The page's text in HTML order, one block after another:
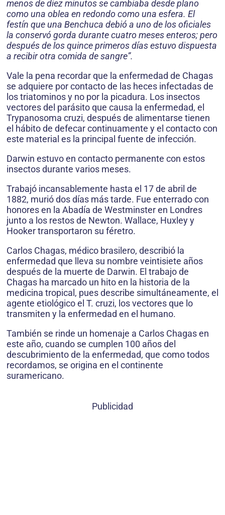
menos de diez minutos se cambiaba desde plano
como una oblea en redondo como una esfera. El
festín que una Benchuca debió a uno de los oficiales
la conservó gorda durante cuatro meses enteros; pero
después de los quince primeros días estuvo dispuesta
a recibir otra comida de sangre”.
Vale la pena recordar que la enfermedad de Chagas
se adquiere por contacto de las heces infectadas de
los triatominos y no por la picadura. Los insectos
vectores del parásito que causa la enfermedad, el
Trypanosoma cruzi, después de alimentarse tienen
el hábito de defecar continuamente y el contacto con
este material es la principal fuente de infección.
Darwin estuvo en contacto permanente con estos
insectos durante varios meses.
Trabajó incansablemente hasta el 17 de abril de
1882, murió dos días más tarde. Fue enterrado con
honores en la Abadía de Westminster en Londres
junto a los restos de Newton. Wallace, Huxley y
Hooker transportaron su féretro.
Carlos Chagas, médico brasilero, describió la
enfermedad que lleva su nombre veintisiete años
después de la muerte de Darwin. El trabajo de
Chagas ha marcado un hito en la historia de la
medicina tropical, pues describe simultáneamente, el
agente etiológico el T. cruzi, los vectores que lo
transmiten y la enfermedad en el humano.
También se rinde un homenaje a Carlos Chagas en
este año, cuando se cumplen 100 años del
descubrimiento de la enfermedad, que como todos
recordamos, se origina en el continente
suramericano.
Publicidad